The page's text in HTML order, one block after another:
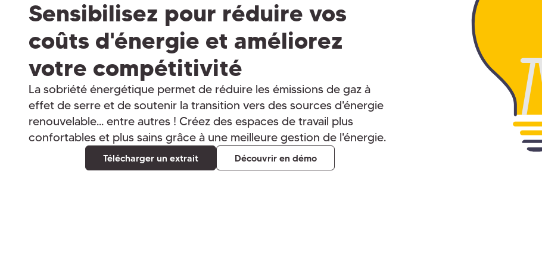
Sensibilisez pour réduire vos
coûts d'énergie et améliorez
votre compétitivité
La sobriété énergétique permet de réduire les émissions de gaz à
effet de serre et de soutenir la transition vers des sources d'énergie
renouvelable... entre autres ! Créez des espaces de travail plus
confortables et plus sains grâce à une meilleure gestion de l'énergie.
Télécharger un extrait Découvrir en démo